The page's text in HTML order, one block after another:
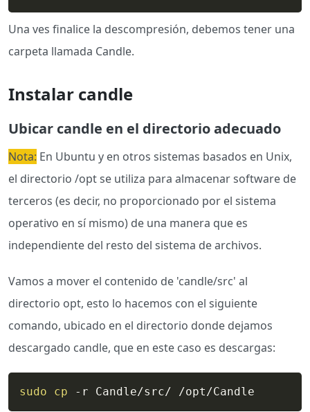
Una ves finalice la descompresión, debemos tener una
carpeta llamada Candle.
Instalar candle
Ubicar candle en el directorio adecuado
Nota: En Ubuntu y en otros sistemas basados en Unix,
el directorio /opt se utiliza para almacenar software de
terceros (es decir, no proporcionado por el sistema
operativo en sí mismo) de una manera que es
independiente del resto del sistema de archivos.
Vamos a mover el contenido de 'candle/src' al
directorio opt, esto lo hacemos con el siguiente
comando, ubicado en el directorio donde dejamos
descargado candle, que en este caso es descargas:
sudo cp -r Candle/src/ /opt/Candle